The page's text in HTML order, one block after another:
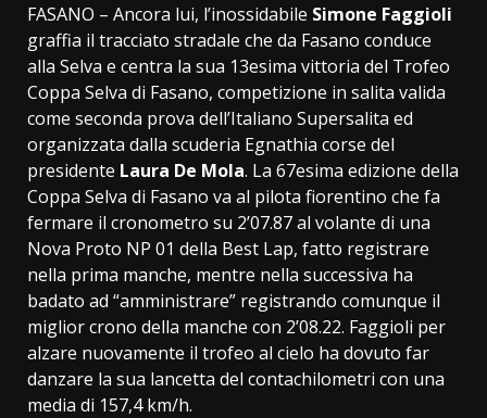
FASANO – Ancora lui, l’inossidabile Simone Faggioli
graffia il tracciato stradale che da Fasano conduce
alla Selva e centra la sua 13esima vittoria del Trofeo
Coppa Selva di Fasano, competizione in salita valida
come seconda prova dell’Italiano Supersalita ed
organizzata dalla scuderia Egnathia corse del
presidente Laura De Mola. La 67esima edizione della
Coppa Selva di Fasano va al pilota fiorentino che fa
fermare il cronometro su 2’07.87 al volante di una
Nova Proto NP 01 della Best Lap, fatto registrare
nella prima manche, mentre nella successiva ha
badato ad “amministrare” registrando comunque il
miglior crono della manche con 2’08.22. Faggioli per
alzare nuovamente il trofeo al cielo ha dovuto far
danzare la sua lancetta del contachilometri con una
media di 157,4 km/h.